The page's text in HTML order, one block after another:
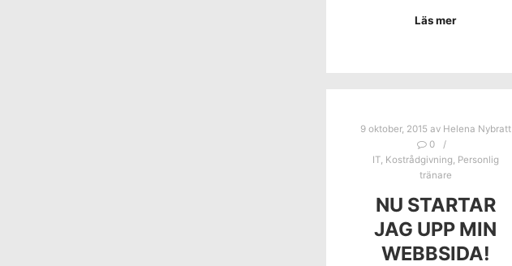
Läs mer
9 oktober, 2015 av Helena Nybratt
0
IT, Kostrådgivning, Personlig
tränare
NU STARTAR
JAG UPP MIN
WEBBSIDA!